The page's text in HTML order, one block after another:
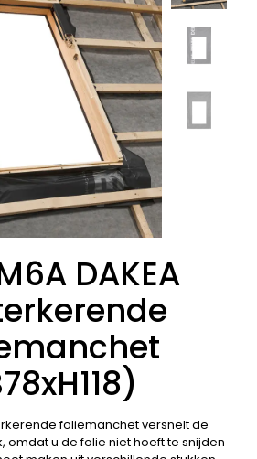
DAKEA
foliemanchet versnelt de
omdat u de folie niet hoeft te snijden